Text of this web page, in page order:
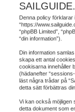
Denna policy förklarar
“https://
“phpBB Limited”,
“din information”).
Din information
skapa ett antal
cookisarna innehåller
(hädanefter
läst några trådar på
detta sätt förbättras
Vi kan också möjligen
detta dokument som